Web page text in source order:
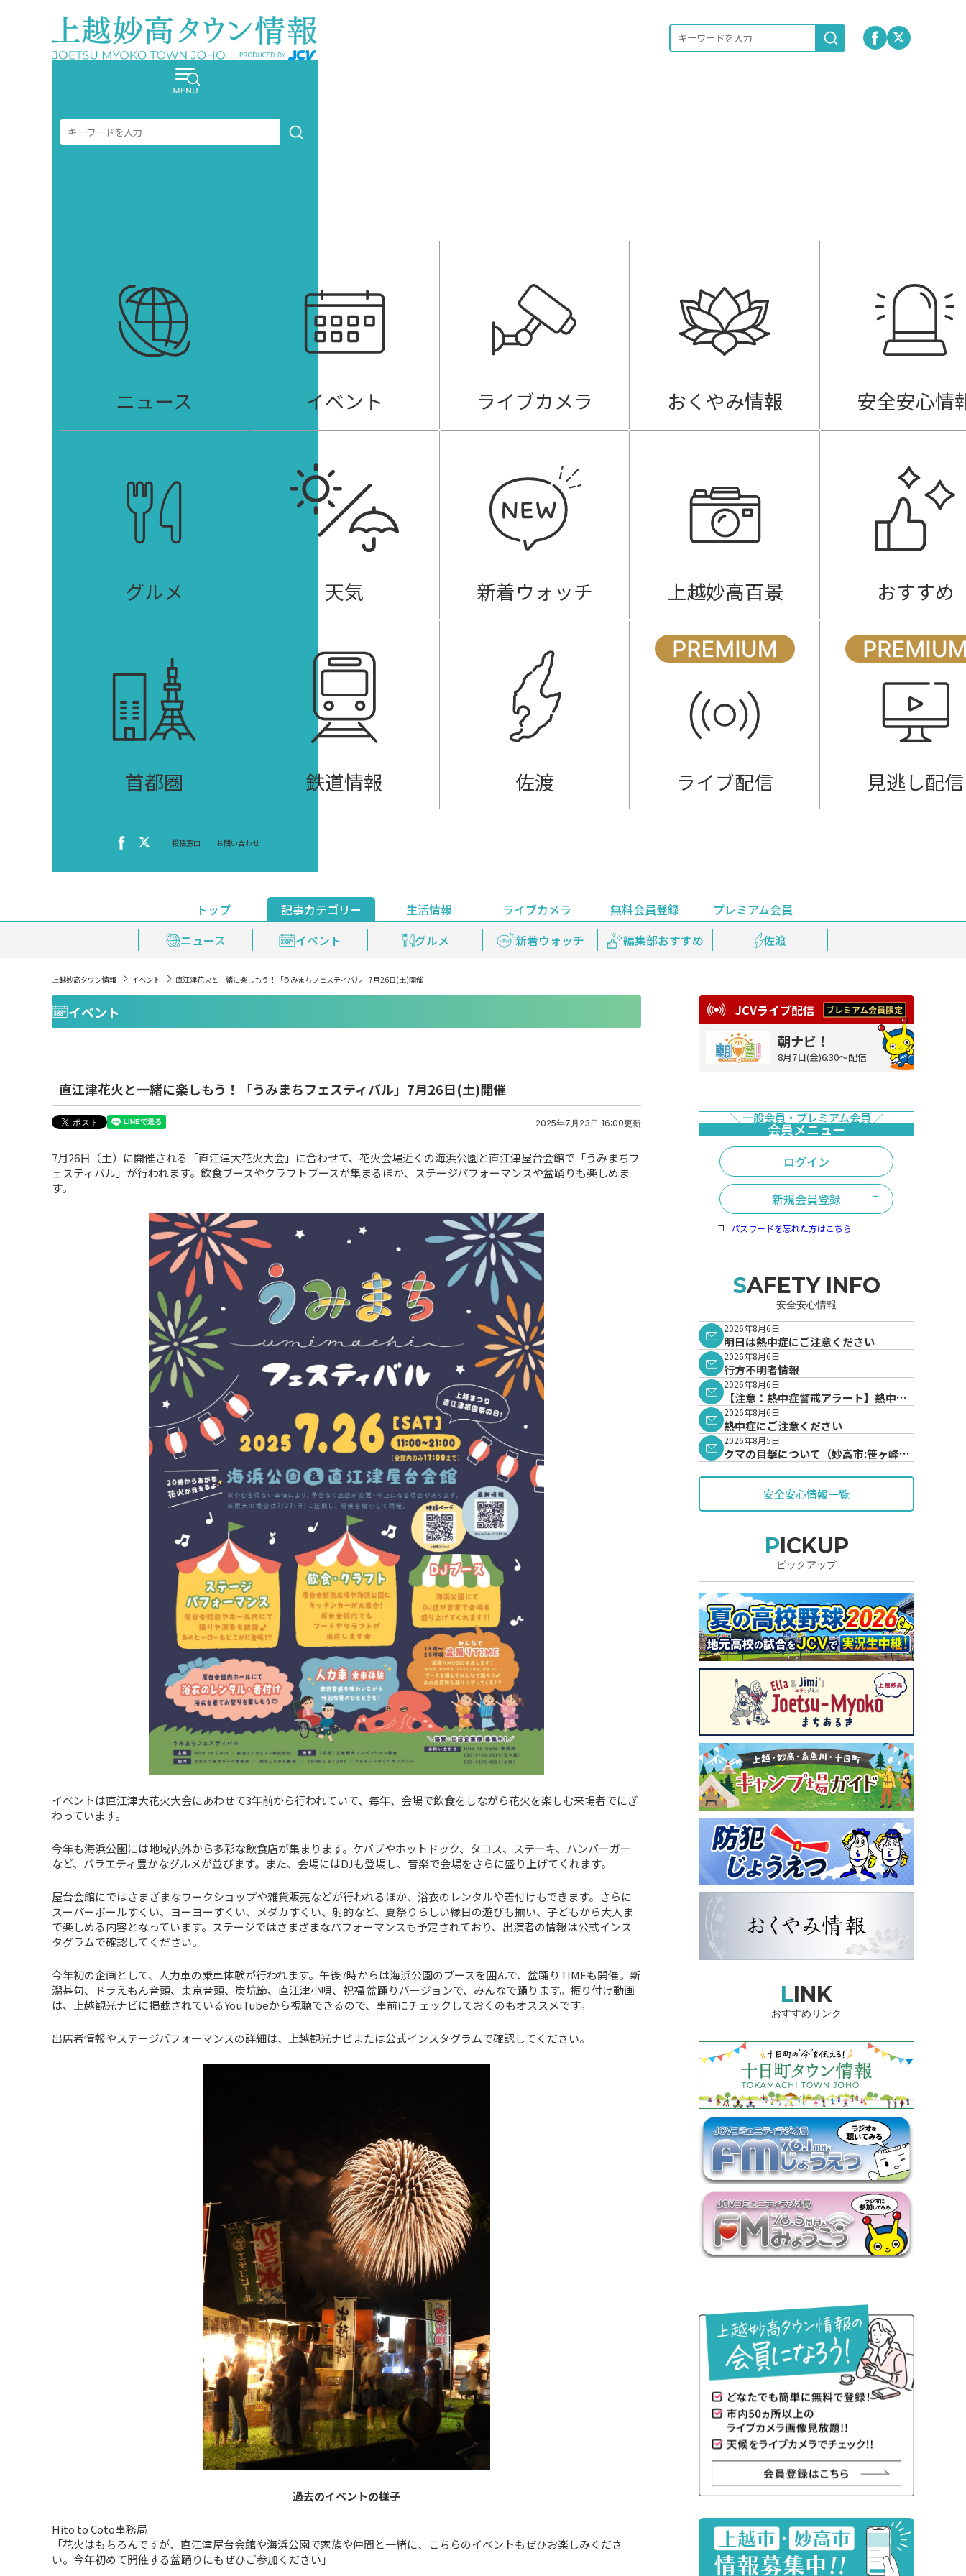
ニュース イベント ライブカメラ おくやみ情報 安全安心情
グルメ 天気 新着ウォッチ 上越妙高百景 おすすめ
首都圏 鉄道情報 佐渡 ライブ配信 見逃し配信
投稿窓口 お問い合わせ
トップ
記事カテゴリー
ニュース
イベント グルメ 新着ウォッチ 編集部おすすめ 佐渡
生活情報
おくやみ情報
安全安心情報 天気 上越妙高百景 鉄道情報
ライブカメラ 無料会員登録
プレミアム会員
ライブ配信
見逃し配信 プレミアム会員登録
上越妙高タウン情報 イベント 直江津花火と一緒に楽しもう！「うみまちフェスティバル」7月26日(土)開催
イベント
直江津花火と一緒に楽しもう！「うみまちフェスティバル」7月26日(土)開催
2025年7月23日 16:00更新
7月26日（土）に開催される「直江津大花火大会」に合わせて、花火会場近くの海浜公園と直江津屋台会館で「うみまちフ
ェスティバル」が行われます。飲食ブースやクラフトブースが集まるほか、ステージパフォーマンスや盆踊りも楽しめま
す。
イベントは直江津大花火大会にあわせて3年前から行われていて、毎年、会場で飲食をしながら花火を楽しむ来場者でにぎ
わっています。
今年も海浜公園には地域内外から多彩な飲食店が集まります。ケバブやホットドック、タコス、ステーキ、ハンバーガー
など、バラエティ豊かなグルメが並びます。また、会場にはDJも登場し、音楽で会場をさらに盛り上げてくれます。
屋台会館にではさまざまなワークショップや雑貨販売などが行われるほか、浴衣のレンタルや着付けもできます。さらに
スーパーボールすくい、ヨーヨーすくい、メダカすくい、射的など、夏祭りらしい縁日の遊びも揃い、子どもから大人ま
で楽しめる内容となっています。ステージではさまざまなパフォーマンスも予定されており、出演者の情報は公式インス
タグラムで確認してください。
今年初の企画として、人力車の乗車体験が行われます。午後7時からは海浜公園のブースを囲んで、盆踊りTIMEも開催。新
潟甚句、ドラえもん音頭、東京音頭、炭坑節、直江津小唄、祝福 盆踊りバージョンで、みんなで踊ります。振り付け動画
は、上越観光ナビに掲載されているYouTubeから視聴できるので、事前にチェックしておくのもオススメです。
出店者情報やステージパフォーマンスの詳細は、上越観光ナビまたは公式インスタグラムで確認してください。
過去のイベントの様子
Hito to Coto事務局
「花火はもちろんですが、直江津屋台会館や海浜公園で家族や仲間と一緒に、こちらのイベントもぜひお楽しみくださ
い。今年初めて開催する盆踊りにもぜひご参加ください」
JCVライブ配信
朝ナビ！
8月7日(金)6:30～配信
ログイン
新規会員登録
パスワードを忘れた方はこちら
SAFETY INFO
安全安心情報
2026年8月6日
明日は熱中症にご注意ください
2026年8月6日
行方不明者情報
2026年8月6日
【注意：熱中症警戒アラート】熱中症
警戒アラートが発表されています。
2026年8月6日
熱中症にご注意ください
2026年8月5日
クマの目撃について（妙高市:笹ヶ峰地
安全安心情報一覧
PICKUP
ピックアップ
LINK
おすすめリンク